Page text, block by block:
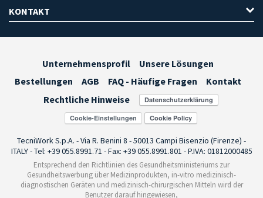
KONTAKT
Unternehmensprofil
Unsere Lösungen
Bestellungen
AGB FAQ - Häufige Fragen
Kontakt
Rechtliche Hinweise
Cookie-Einstellungen
TecniWork S.p.A. - Via R. Benini 8 - 50013 Campi Bisenzio (Firenze) -
ITALY - Tel: +39 055.8991.71 - Fax: +39 055.8991.801 - P.IVA: 01812000485
Entsprechend den Richtlinien des Gesundheitsministeriums zur
Gesundheitswerbung über Medizinprodukten, in-vitro medizinisch-
diagnostischen Geräten und medizinisch-chirurgischen Mitteln wird der
Benutzer darauf hingewiesen,